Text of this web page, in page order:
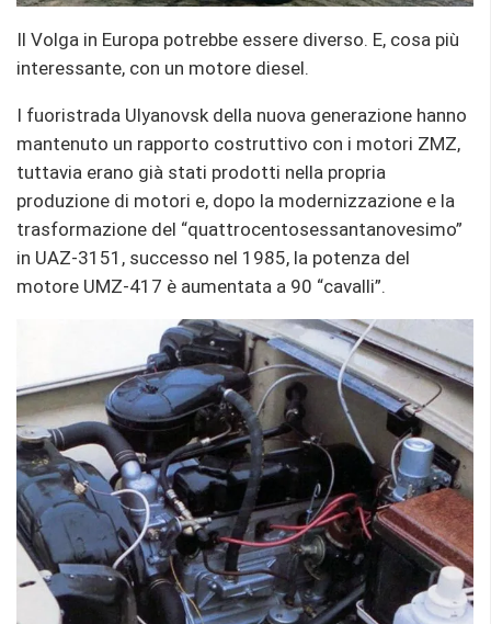
Il Volga in Europa potrebbe essere diverso. E, cosa più
interessante, con un motore diesel.
I fuoristrada Ulyanovsk della nuova generazione hanno
mantenuto un rapporto costruttivo con i motori ZMZ,
tuttavia erano già stati prodotti nella propria
produzione di motori e, dopo la modernizzazione e la
trasformazione del “quattrocentosessantanovesimo”
in UAZ-3151, successo nel 1985, la potenza del
motore UMZ-417 è aumentata a 90 “cavalli”.